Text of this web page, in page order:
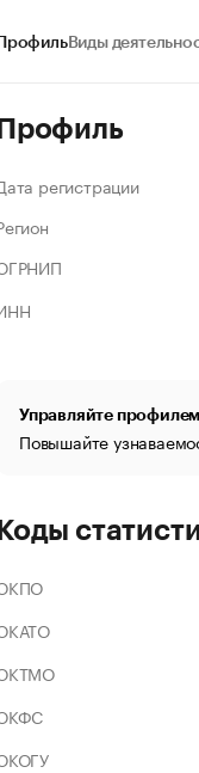
ПрофильВиды
Профиль
регистрации
Управляйте
Повышайте
Коды